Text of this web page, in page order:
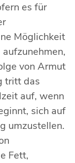
es für
Möglichkeit
von Armut
tritt das
auf, wenn
sich auf
umzustellen.
Fett,